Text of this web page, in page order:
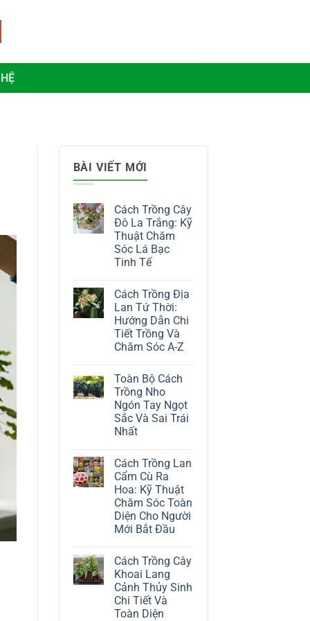
BÀI VIẾT MỚI
Cách Trồng Cây
Đô La Trắng: Kỹ
Thuật Chăm
Sóc Lá Bạc
Tinh Tế
bình
luận
ở
Cách
Trồng
Cây
Đô
Kỹ
Thuật
Chăm
Sóc
Lá
Bạc
Tinh
Cách Trồng Địa
Lan Tứ Thời:
Hướng Dẫn Chi
Tiết Trồng Và
Chăm Sóc A-Z
bình
luận
Cách
Trồng
Địa
Lan
Hướng
Dẫn
Chi
Tiết
Trồng
Và
Chăm
Sóc
A-
Toàn Bộ Cách
Trồng Nho
Ngón Tay Ngọt
Sắc Và Sai Trái
Nhất
bình
luận
ở
Toàn
Bộ
Cách
Trồng
Nho
Ngón
Sắc
Và
Sai
Trái
Nhất
Cách Trồng Lan
Cẩm Cù Ra
Hoa: Kỹ Thuật
Chăm Sóc Toàn
Diện Cho Người
Mới Bắt Đầu
bình
luận
ở
Cách
Trồng
Lan
Cẩm
Cách Trồng Cây
Khoai Lang
Cảnh Thủy Sinh
Chi Tiết Và
Toàn Diện